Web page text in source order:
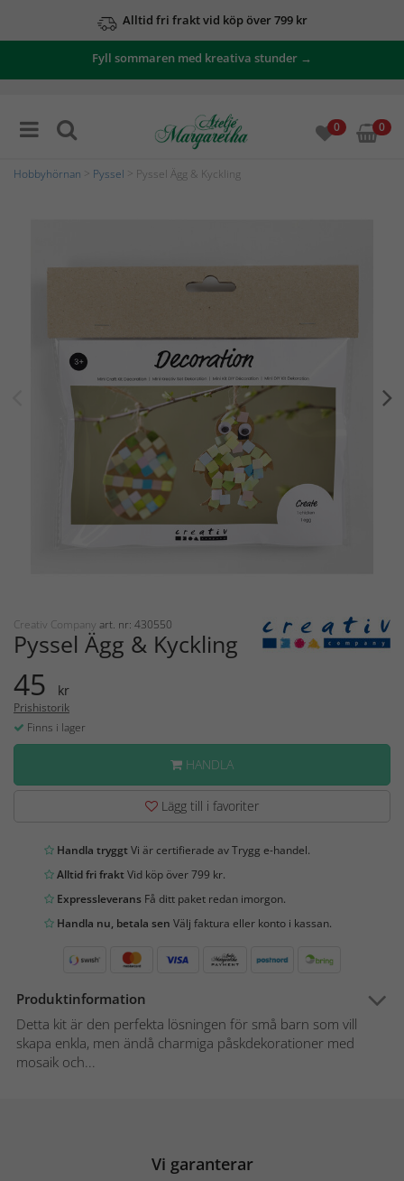
Alltid fri frakt vid köp över 799 kr
Fyll sommaren med kreativa stunder →
0 0
Hobbyhörnan Pyssel > Pyssel Ägg & Kyckling
Creativ Company art. nr: 430550
Pyssel Ägg & Kyckling
45 kr
Prishistorik
Finns i lager
HANDLA
Lägg till i favoriter
Handla tryggtVi är certifierade av Trygg e-handel.
Alltid fri fraktVid köp över 799 kr.
Expressleverans Få ditt paket redan imorgon.
Handla nu, betala sen Välj faktura eller konto i kassan.
Produktinformation
Detta kit är den perfekta lösningen för små barn som vill
skapa enkla, men ändå charmiga påskdekorationer med
mosaik och...
Vi garanterar